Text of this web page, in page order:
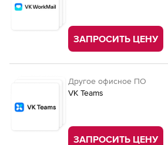
ЗАПРОСИТЬ ЦЕНУ
Другое офисное ПО
VK Teams
ЗАПРОСИТЬ ЦЕНУ